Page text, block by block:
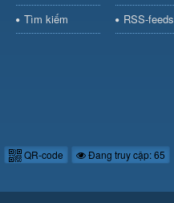
Tìm kiếm
RSS-feeds
QR-code Đang truy cập: 65